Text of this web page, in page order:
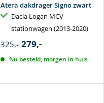
Atera dakdrager Signo zwart
Dacia Logan MCV
stationwagen (2013-2020)
325,- 279,-
Nu besteld, morgen in huis